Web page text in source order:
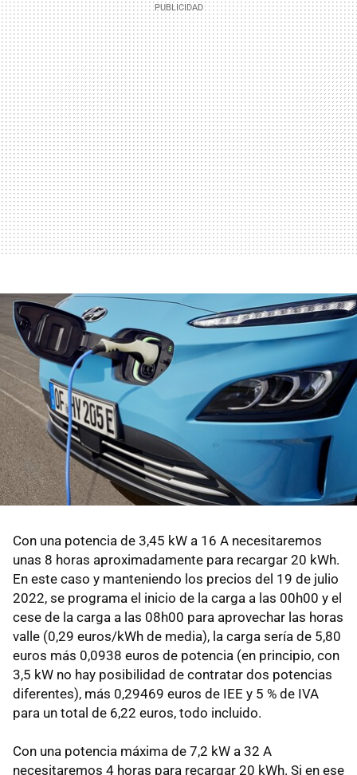
Con una potencia de 3,45 kW a 16 A necesitaremos
unas 8 horas aproximadamente para recargar 20 kWh.
En este caso y manteniendo los precios del 19 de julio
2022, se programa el inicio de la carga a las 00h00 y el
cese de la carga a las 08h00 para aprovechar las horas
valle (0,29 euros/kWh de media), la carga sería de 5,80
euros más 0,0938 euros de potencia (en principio, con
3,5 kW no hay posibilidad de contratar dos potencias
diferentes), más 0,29469 euros de IEE y 5 % de IVA
para un total de 6,22 euros, todo incluido.
Con una potencia máxima de 7,2 kW a 32 A
necesitaremos 4 horas para recargar 20 kWh. Si en ese